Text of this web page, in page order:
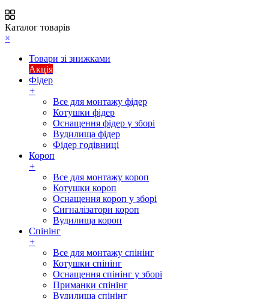
Каталог товарів
×
Товари зі знижками
Акція
Фідер
+
Все для монтажу фідер
Котушки фідер
Оснащення фідер у зборі
Вудилища фідер
Фідер годівниці
Короп
+
Все для монтажу короп
Котушки короп
Оснащення короп у зборі
Сигналізатори короп
Вудилища короп
Спінінг
+
Все для монтажу спінінг
Котушки спінінг
Оснащення спінінг у зборі
Приманки спінінг
Вудилища спінінг